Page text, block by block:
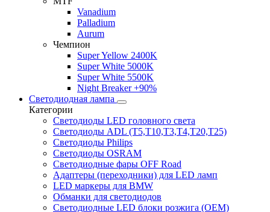
Vanadium
Palladium
Aurum
Чемпион
Super Yellow 2400K
Super White 5000K
Super White 5500K
Night Breaker +90%
Светодиодная лампа
Категории
Светодиоды LED головного света
Светодиоды ADL (T5,T10,T3,T4,T20,T25)
Светодиоды Philips
Светодиоды OSRAM
Светодиодные фары OFF Road
Адаптеры (переходники) для LED ламп
LED маркеры для BMW
Обманки для светодиодов
Светодиодные LED блоки розжига (OEM)